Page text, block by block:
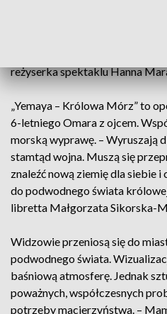
reżyserka spektaklu Hanna
„Yemaya – Królowa Mórz” to
6-letniego Omara z ojcem.
morską wyprawę. – Wyruszają
stamtąd wojna. Muszą się
znaleźć nową ziemię dla siebie
do podwodnego świata
libretta Małgorzata Sikorska-
Widzowie przeniosą się do
podwodnego świata.
baśniową atmosferę. Jednak
poważnych, współczesnych
potrzeby macierzyństwa. –